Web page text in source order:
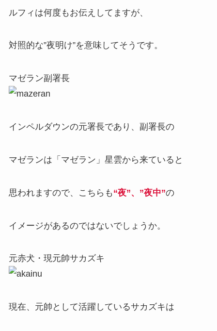
ルフィは何度もお伝えしてますが、
対照的な”夜明け”を意味してそうです。
マゼラン副署長
インペルダウンの元署長であり、副署長の
マゼランは「マゼラン」星雲から来ていると
思われますので、こちらも “夜”、”夜中”の
イメージがあるのではないでしょうか。
元赤犬・現元帥サカズキ
現在、元帥として活躍しているサカズキは